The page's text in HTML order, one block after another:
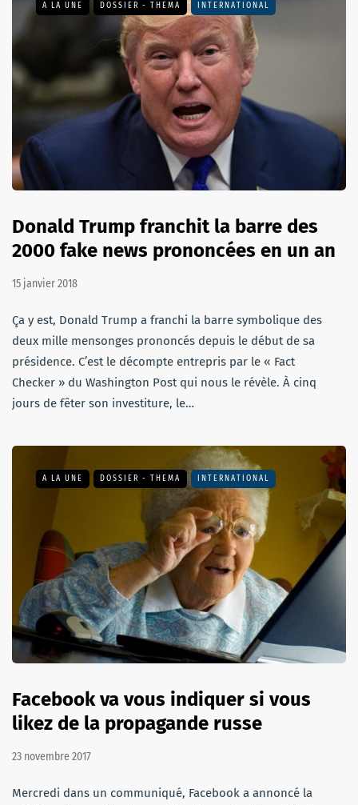
A LA UNE DOSSIER - THEMA INTERNATIONAL
Donald Trump franchit la barre des
2000 fake news prononcées en un an
15 janvier 2018
Ça y est, Donald Trump a franchi la barre symbolique des
deux mille mensonges prononcés depuis le début de sa
présidence. C’est le décompte entrepris par le « Fact
Checker » du Washington Post qui nous le révèle. À cinq
jours de fêter son investiture, le…
A LA UNE DOSSIER - THEMA INTERNATIONAL
Facebook va vous indiquer si vous
likez de la propagande russe
23 novembre 2017
Mercredi dans un communiqué, Facebook a annoncé la